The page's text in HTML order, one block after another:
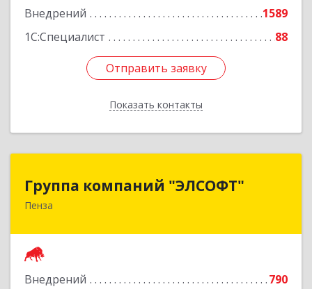
Внедрений
1589
1С:Специалист
88
Отправить заявку
Показать контакты
Отправить заявку
Назад
Группа компаний "ЭЛСОФТ"
Пенза
Внедрений
790
Группа компаний "ЭЛСОФТ"
440020, Пензенская обл, Пенза г, Суворова ул,